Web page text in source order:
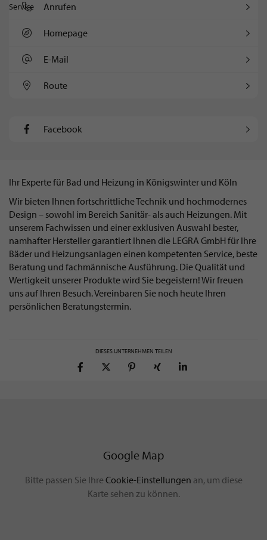
Anrufen
Homepage
E-Mail
Route
Facebook
Ihr Experte für Bad und Heizung in Königswinter und Köln
Wir bieten Ihnen fortschrittliche Technik und hochmodernes
Design – sowohl im Bereich Sanitär- als auch Heizungen. Mit
unserem Fachwissen und einer exklusiven Auswahl bester,
namhafter Hersteller garantiert Ihnen die LEGRA GmbH für Ihre
Bäder und Heizungsanlagen einen kompetenten Service, beste
Beratung und fachmännische Ausführung. Die Qualität und
Wertigkeit unserer Produkte wird Sie begeistern! Wir freuen
uns auf Ihren Besuch. Vereinbaren Sie noch heute Ihren
persönlichen Beratungstermin.
DIESES UNTERNEHMEN TEILEN
Google Map
Bitte passen Sie Ihre Cookie-Einstellungen an, um diese
Karte sehen zu können.